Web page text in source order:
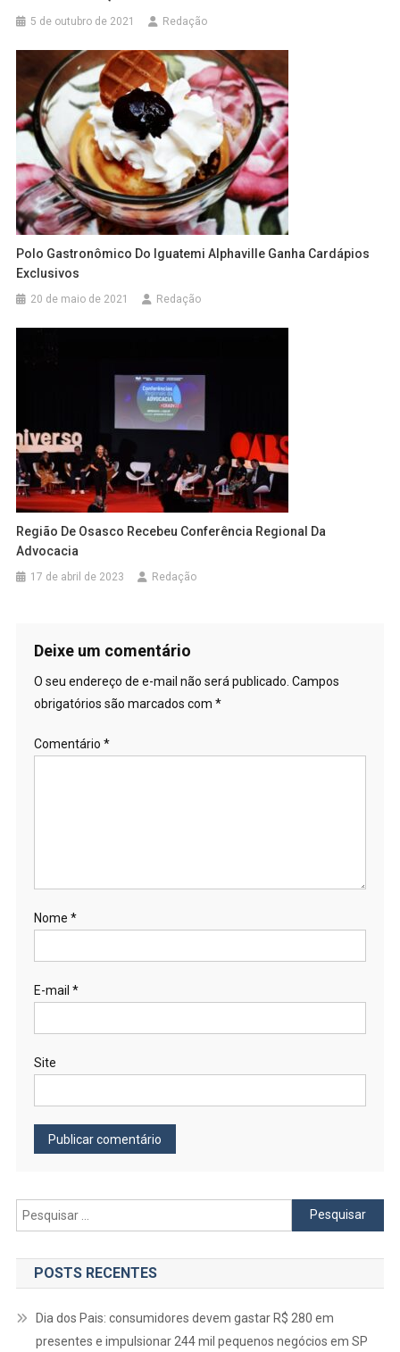
5 de outubro de 2021 Redação
Polo Gastronômico Do Iguatemi Alphaville Ganha Cardápios
Exclusivos
20 de maio de 2021 Redação
Região De Osasco Recebeu Conferência Regional Da
Advocacia
17 de abril de 2023 Redação
Deixe um comentário
O seu endereço de e-mail não será publicado. Campos
obrigatórios são marcados com *
Comentário *
Nome *
E-mail *
Site
Pesquisar
por:
POSTS RECENTES
Dia dos Pais: consumidores devem gastar R$ 280 em
presentes e impulsionar 244 mil pequenos negócios em SP